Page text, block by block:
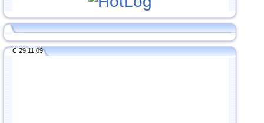
С 29.11.09